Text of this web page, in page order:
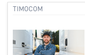
TIMOCOM